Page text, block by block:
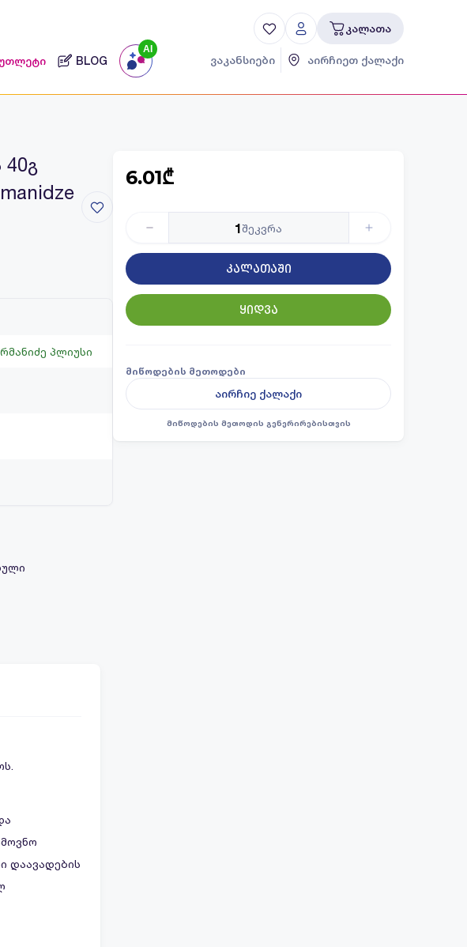
კალათა
BLOG
AI
ვაკანსიები აირჩიეთ ქალაქი
პლიუსი
6.01₾
1შეკვრა
კალათაში
ყიდვა
მიწოდების მეთოდები
აირჩიე ქალაქი
მიწოდების მეთოდის გენერირებისთვის
დაავადების